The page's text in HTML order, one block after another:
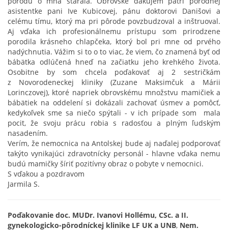
asistentke pani Ive Kubicovej, pánu doktorovi Danišovi a
celému tímu, ktorý ma pri pôrode povzbudzoval a inštruoval.
Aj vďaka ich profesionálnemu prístupu som prirodzene
porodila krásneho chlapčeka, ktorý bol pri mne od prvého
nadýchnutia. Vážim si to o to viac, že viem, čo znamená byť od
bábätka odlúčená hneď na začiatku jeho krehkého života.
Osobitne by som chcela poďakovať aj 2 sestričkám
z Novorodeneckej kliniky (Zuzane Maksimčuk a Márii
Lorinczovej), ktoré napriek obrovskému množstvu mamičiek a
bábätiek na oddelení si dokázali zachovať úsmev a pomôcť,
kedykoľvek sme sa niečo spýtali - v ich prípade som mala
pocit, že svoju prácu robia s radosťou a plným ľudským
nasadením.
Verím, že nemocnica na Antolskej bude aj naďalej podporovať
takýto vynikajúci zdravotnícky personál - hlavne vďaka nemu
budú mamičky šíriť pozitívny obraz o pobyte v nemocnici.
S vďakou a pozdravom
Jarmila S.
Poďakovanie doc. MUDr. Ivanovi Hollému, CSc. a II.
gynekologicko-pôrodníckej klinike LF UK a UNB, Nem.